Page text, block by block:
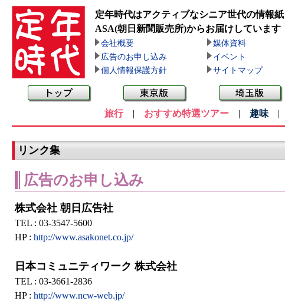
定年時代はアクティブなシニア世代の情報紙
ASA(朝日新聞販売所)からお届けしています
会社概要 媒体資料
広告のお申し込み
イベント
個人情報保護方針
サイトマップ
旅行| おすすめ特選ツアー | 趣味 |
リンク集
広告のお申し込み
株式会社 朝日広告社
TEL : 03-3547-5600
HP : http://www.asakonet.co.jp/
日本コミュニティワーク 株式会社
TEL : 03-3661-2836
HP : http://www.ncw-web.jp/